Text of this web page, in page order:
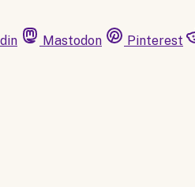
Mastodon Pinterest